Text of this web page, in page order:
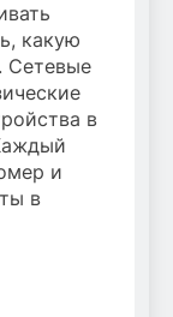
какую
Сетевые
в
и
в